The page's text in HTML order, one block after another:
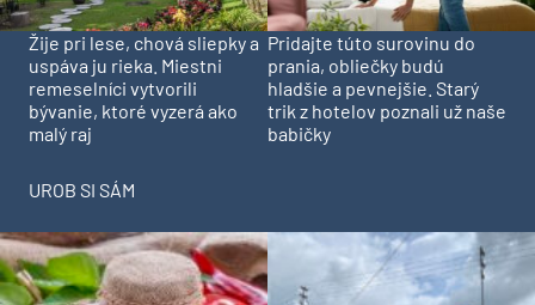
Žije pri lese, chová sliepky a
uspáva ju rieka. Miestni
remeselníci vytvorili
bývanie, ktoré vyzerá ako
malý raj
Pridajte túto surovinu do
prania, obliečky budú
hladšie a pevnejšie. Starý
trik z hotelov poznali už naše
babičky
UROB SI SÁM